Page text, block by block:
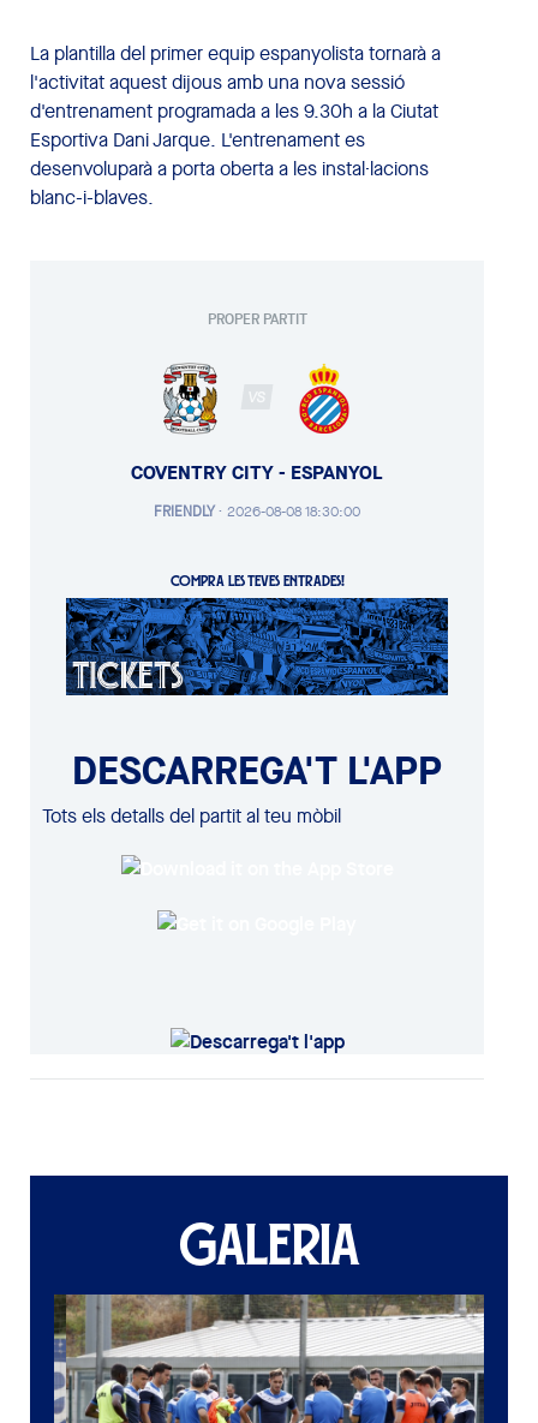
La plantilla del primer equip espanyolista tornarà a
l'activitat aquest dijous amb una nova sessió
d'entrenament programada a les 9.30h a la Ciutat
Esportiva Dani Jarque. L'entrenament es
desenvoluparà a porta oberta a les instal·lacions
blanc-i-blaves.
PROPER PARTIT
VS
COVENTRY CITY - ESPANYOL
FRIENDLY· 2026-08-08 18:30:00
COMPRA LES TEVES ENTRADES!
DESCARREGA'T L'APP
Tots els detalls del partit al teu mòbil
GALERIA